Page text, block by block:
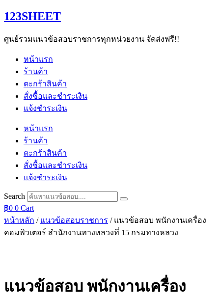
Skip
to
123SHEET
ศูนย์รวมแนวข้อสอบราชการทุกหน่วยงาน จัดส่งฟรี!!
หน้าแรก
ร้านค้า
ตะกร้าสินค้า
สั่งซื้อและชำระเงิน
แจ้งชำระเงิน
หน้าแรก
ร้านค้า
ตะกร้าสินค้า
สั่งซื้อและชำระเงิน
แจ้งชำระเงิน
Search
฿0 0 Cart
หน้าหลัก / แนวข้อสอบราชการ / แนวข้อสอบ พนักงานเครื่อง
คอมพิวเตอร์ สำนักงานทางหลวงที่ 15 กรมทางหลวง
แนวข้อสอบ พนักงานเครื่อง